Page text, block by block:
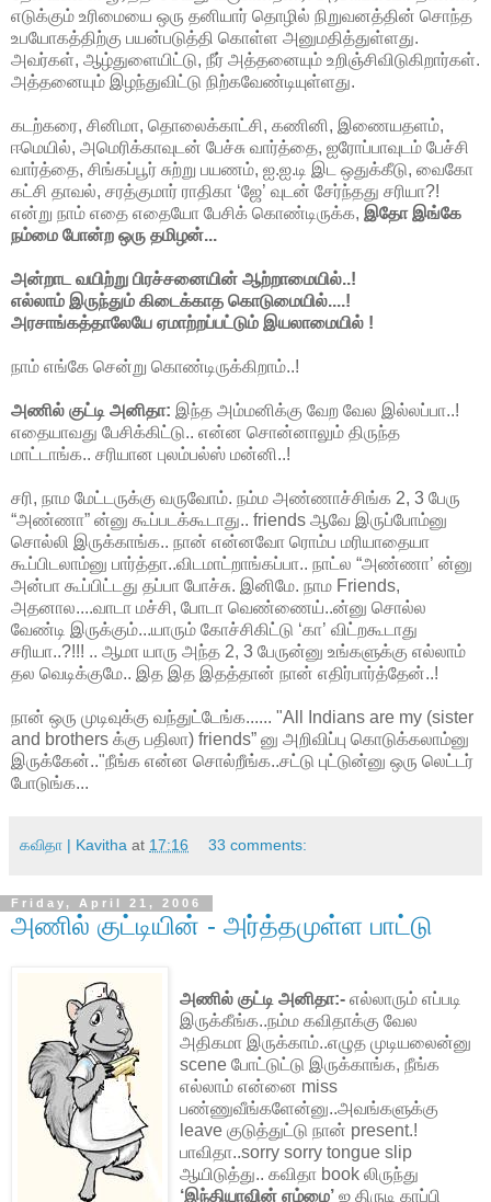
எடுக்கும் உரிமையை ஒரு தனியார் தொழில் நிறுவனத்தின் சொந்த
உபயோகத்திற்கு பயன்படுத்தி கொள்ள அனுமதித்துள்ளது.
அவர்கள், ஆழ்துளையிட்டு, நீர் அத்தனையும் உறிஞ்சிவிடுகிறார்கள்.
அத்தனையும் இழந்துவிட்டு நிற்கவேண்டியுள்ளது.
கடற்கரை, சினிமா, தொலைக்காட்சி, கணினி, இணையதளம்,
ஈமெயில், அமெரிக்காவுடன் பேச்சு வார்த்தை, ஐரோப்பாவுடம் பேச்சி
வார்த்தை, சிங்கப்பூர் சுற்று பயணம், ஐ.ஐ.டி இட ஒதுக்கீடு, வைகோ
கட்சி தாவல், சரத்குமார் ராதிகா ‘ஜே’ வுடன் சேர்ந்தது சரியா?!
என்று நாம் எதை எதையோ பேசிக் கொண்டிருக்க, இதோ இங்கே
நம்மை போன்ற ஒரு தமிழன்...
அன்றாட வயிற்று பிரச்சனையின் ஆற்றாமையில்..!
எல்லாம் இருந்தும் கிடைக்காத கொடுமையில்....!
அரசாங்கத்தாலேயே ஏமாற்றப்பட்டும் இயலாமையில் !
நாம் எங்கே சென்று கொண்டிருக்கிறாம்..!
அணில் குட்டி அனிதா: இந்த அம்மனிக்கு வேற வேல இல்லப்பா..!
எதையாவது பேசிக்கிட்டு.. என்ன சொன்னாலும் திருந்த
மாட்டாங்க.. சரியான புலம்பல்ஸ் மன்னி..!
சரி, நாம மேட்டருக்கு வருவோம். நம்ம அண்ணாச்சிங்க 2, 3 பேரு
“அண்ணா” ன்னு கூப்படக்கூடாது.. friends ஆவே இருப்போம்னு
சொல்லி இருக்காங்க.. நான் என்னவோ ரொம்ப மரியாதையா
கூப்பிடலாம்னு பார்த்தா..விடமாட்றாங்கப்பா.. நாட்ல “அண்ணா’ ன்னு
அன்பா கூப்பிட்டது தப்பா போச்சு. இனிமே. நாம Friends,
அதனால....வாடா மச்சி, போடா வெண்ணைய்..ன்னு சொல்ல
வேண்டி இருக்கும்...யாரும் கோச்சிகிட்டு ‘கா’ விட்றகூடாது
சரியா..?!!! .. ஆமா யாரு அந்த 2, 3 பேருன்னு உங்களுக்கு எல்லாம்
தல வெடிக்குமே.. இத இத இதத்தான் நான் எதிர்பார்த்தேன்..!
நான் ஒரு முடிவுக்கு வந்துட்டேங்க...... "All Indians are my (sister
and brothers க்கு பதிலா) friends” னு அறிவிப்பு கொடுக்கலாம்னு
இருக்கேன்.."நீங்க என்ன சொல்றீங்க..சட்டு புட்டுன்னு ஒரு லெட்டர்
போடுங்க...
கவிதா | Kavitha at 17:16 33 comments:
Friday, April 21, 2006
அணில் குட்டியின் - அர்த்தமுள்ள பாட்டு
அணில் குட்டி அனிதா:- எல்லாரும் எப்படி
இருக்கீங்க..நம்ம கவிதாக்கு வேல
அதிகமா இருக்காம்..எழுத முடியலைன்னு
scene போட்டுட்டு இருக்காங்க, நீங்க
எல்லாம் என்னை miss
பண்ணுவீங்களேன்னு..அவங்களுக்கு
leave குடுத்துட்டு நான் present.!
பாவிதா..sorry sorry tongue slip
ஆயிடுத்து.. கவிதா book லிருந்து
‘இந்தியாவின் ஏழ்மை’ ஐ திருடி காப்பி